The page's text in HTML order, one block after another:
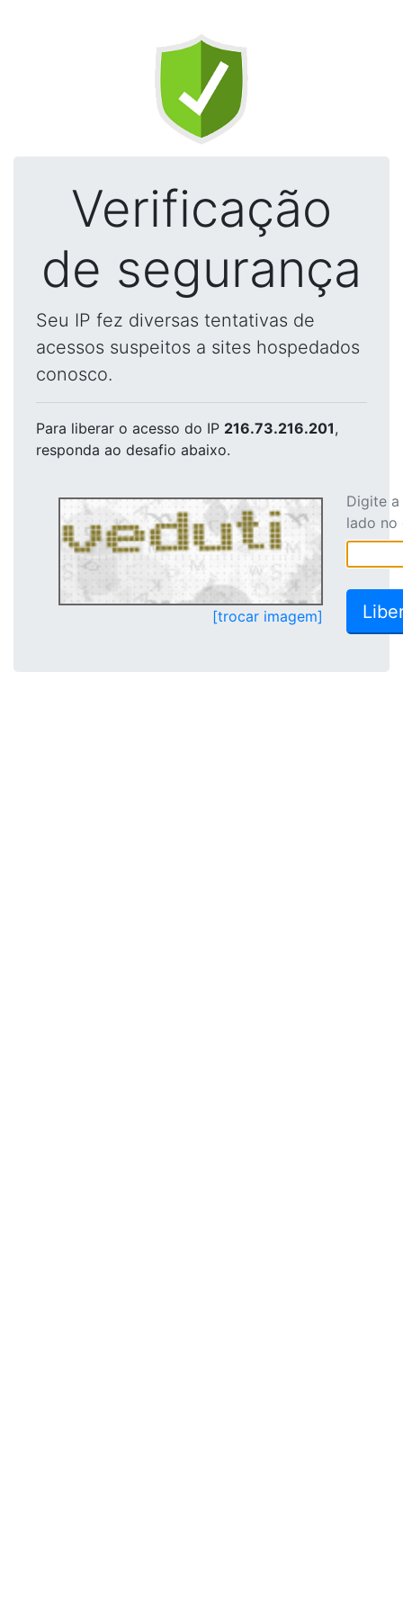
Verificação
de segurança
Seu IP fez diversas tentativas de
acessos suspeitos a sites hospedados
conosco.
Para liberar o acesso do IP 216.73.216.201,
responda ao desafio abaixo.
[trocar imagem]
Digite
lado no